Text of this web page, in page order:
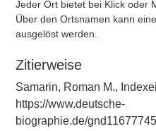
Jeder Ort bietet bei Klick oder
Über den Ortsnamen kann
ausgelöst werden.
Zitierweise
Samarin, Roman M.,
https://www.deutsche-
biographie.de/